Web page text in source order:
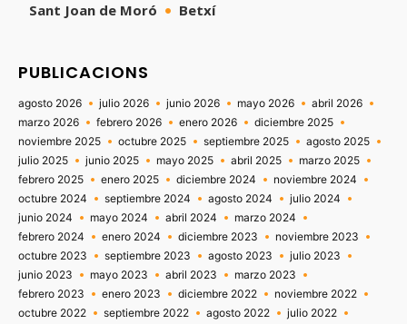
Sant Joan de Moró
Betxí
PUBLICACIONS
agosto 2026 julio 2026 junio 2026 mayo 2026
abril 2026
marzo 2026
febrero 2026 enero 2026
diciembre 2025
noviembre 2025
octubre 2025 septiembre 2025
agosto 2025
julio 2025
junio 2025 mayo 2025 abril 2025
marzo 2025
febrero 2025
enero 2025 diciembre 2024
noviembre 2024
octubre 2024
septiembre 2024 agosto 2024
julio 2024
junio 2024
mayo 2024 abril 2024
marzo 2024
febrero 2024
enero 2024 diciembre 2023
noviembre 2023
octubre 2023
septiembre 2023 agosto 2023
julio 2023
junio 2023
mayo 2023 abril 2023
marzo 2023
febrero 2023
enero 2023 diciembre 2022
noviembre 2022
octubre 2022
septiembre 2022 agosto 2022
julio 2022